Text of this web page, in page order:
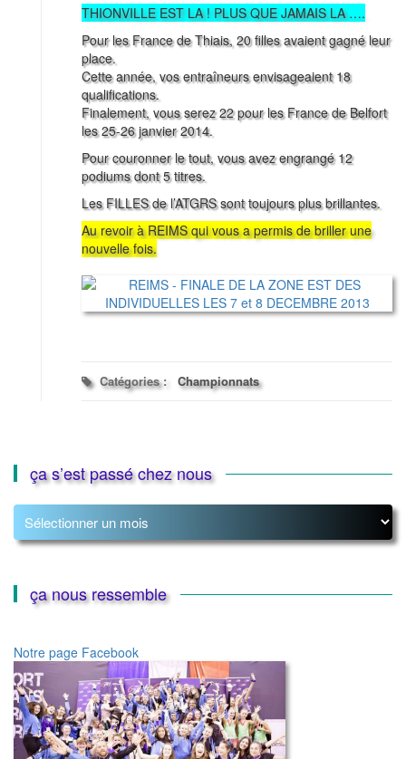
THIONVILLE EST LA ! PLUS QUE JAMAIS LA ….
Pour les France de Thiais, 20 filles avaient gagné leur
place.
Cette année, vos entraîneurs envisageaient 18
qualifications.
Finalement, vous serez 22 pour les France de Belfort
les 25-26 janvier 2014.
Pour couronner le tout, vous avez engrangé 12
podiums dont 5 titres.
Les FILLES de l’ATGRS sont toujours plus brillantes.
Au revoir à REIMS qui vous a permis de briller une
nouvelle fois.
Catégories : Championnats
ça s’est passé chez nous
ça
s’est
passé
nousça nous ressemble
Notre page Facebook